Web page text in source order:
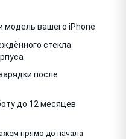
модель вашего iPhone
стекла
после
до 12 месяцев
прямо до начала